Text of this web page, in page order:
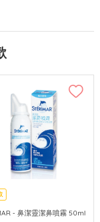
- 鼻潔靈潔鼻噴霧 50ml